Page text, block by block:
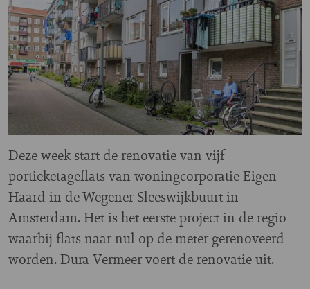
Deze week start de renovatie van vijf
portieketageflats van woningcorporatie Eigen
Haard in de Wegener Sleeswijkbuurt in
Amsterdam. Het is het eerste project in de regio
waarbij flats naar nul-op-de-meter gerenoveerd
worden. Dura Vermeer voert de renovatie uit.